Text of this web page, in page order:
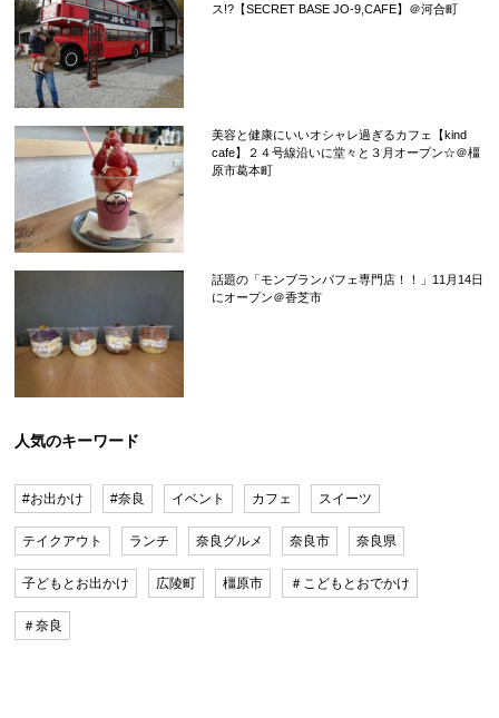
ス!?【SECRET BASE JO-9,CAFE】＠河合町
美容と健康にいいオシャレ過ぎるカフェ【kind
cafe】２４号線沿いに堂々と３月オープン☆＠橿
原市葛本町
話題の「モンブランパフェ専門店！！」11月14日
にオープン＠香芝市
人気のキーワード
#お出かけ #奈良 イベント カフェ スイーツ
テイクアウト ランチ 奈良グルメ 奈良市 奈良県
子どもとお出かけ 広陵町 橿原市 ＃こどもとおでかけ
＃奈良